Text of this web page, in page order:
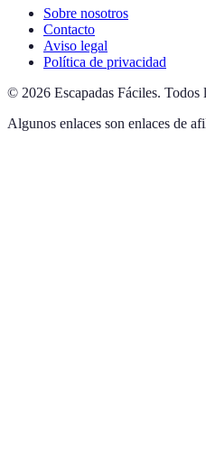
Sobre nosotros
Contacto
Aviso legal
Política de privacidad
© 2026 Escapadas Fáciles. Todos
Algunos enlaces son enlaces de